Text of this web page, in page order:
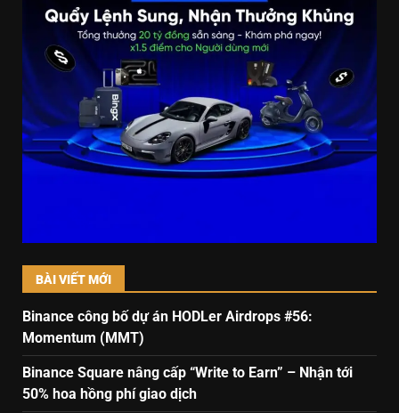
BÀI VIẾT MỚI
Binance công bố dự án HODLer Airdrops #56:
Momentum (MMT)
Binance Square nâng cấp “Write to Earn” – Nhận tới
50% hoa hồng phí giao dịch